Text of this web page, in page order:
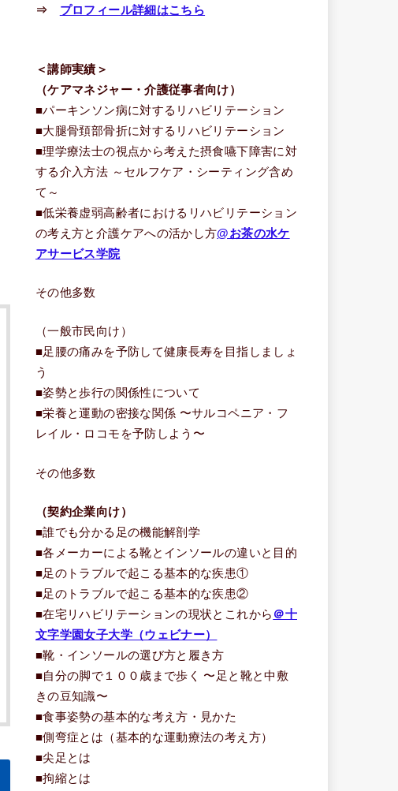
⇒ プロフィール詳細はこちら
＜講師実績＞
（ケアマネジャー・介護従事者向け）
■パーキンソン病に対するリハビリテーション
■大腿骨頚部骨折に対するリハビリテーション
■理学療法士の視点から考えた摂食嚥下障害に対
する介入方法 ～セルフケア・シーティング含め
て～
■低栄養虚弱高齢者におけるリハビリテーション
の考え方と介護ケアへの活かし方@お茶の水ケ
アサービス学院
その他多数
（一般市民向け）
■足腰の痛みを予防して健康長寿を目指しましょ
う
■姿勢と歩行の関係性について
■栄養と運動の密接な関係 〜サルコペニア・フ
レイル・ロコモを予防しよう〜
その他多数
（契約企業向け）
■誰でも分かる足の機能解剖学
■各メーカーによる靴とインソールの違いと目的
■足のトラブルで起こる基本的な疾患①
■足のトラブルで起こる基本的な疾患②
■在宅リハビリテーションの現状とこれから ＠十
文字学園女子大学（ウェビナー）
■靴・インソールの選び方と履き方
■自分の脚で１００歳まで歩く 〜足と靴と中敷
きの豆知識〜
■食事姿勢の基本的な考え方・見かた
■側弯症とは（基本的な運動療法の考え方）
■尖足とは
■拘縮とは